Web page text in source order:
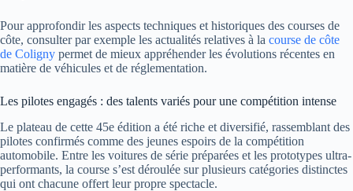
Pour approfondir les aspects techniques et historiques des courses de
côte, consulter par exemple les actualités relatives à la course de côte
de Coligny permet de mieux appréhender les évolutions récentes en
matière de véhicules et de réglementation.
Les pilotes engagés : des talents variés pour une compétition intense
Le plateau de cette 45e édition a été riche et diversifié, rassemblant des
pilotes confirmés comme des jeunes espoirs de la compétition
automobile. Entre les voitures de série préparées et les prototypes ultra-
performants, la course s’est déroulée sur plusieurs catégories distinctes
qui ont chacune offert leur propre spectacle.